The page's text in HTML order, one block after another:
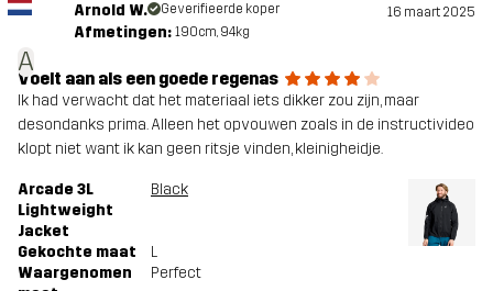
A
Arnold W. Geverifieerde koper 16 maart 2025
Afmetingen: 190cm, 94kg
Voelt aan als een goede regenas
Ik had verwacht dat het materiaal iets dikker zou zijn, maar
desondanks prima. Alleen het opvouwen zoals in de instructivideo
klopt niet want ik kan geen ritsje vinden, kleinigheidje.
Arcade 3L
Lightweight
Jacket
Black
Gekochte maat
L
Waargenomen
Perfect